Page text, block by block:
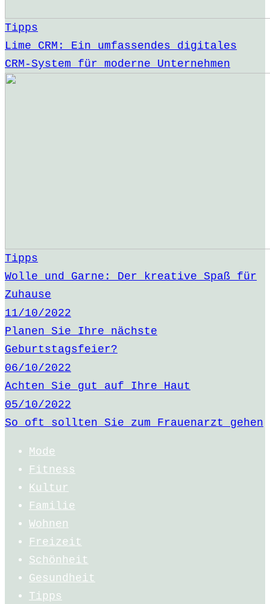
Tipps
Lime CRM: Ein umfassendes digitales
CRM-System für moderne Unternehmen
Tipps
Wolle und Garne: Der kreative Spaß für
Zuhause
11/10/2022
Planen Sie Ihre nächste
Geburtstagsfeier?
06/10/2022
Achten Sie gut auf Ihre Haut
05/10/2022
So oft sollten Sie zum Frauenarzt gehen
Mode
Fitness
Kultur
Familie
Wohnen
Freizeit
Schönheit
Gesundheit
Tipps